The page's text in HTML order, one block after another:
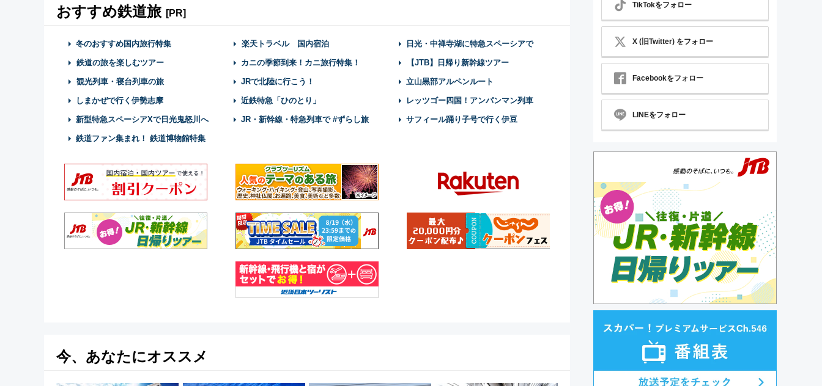
おすすめ鉄道旅 [PR]
冬のおすすめ国内旅行特集 楽天トラベル 国内宿泊 日光・中禅寺湖に特急スペーシアで
鉄道の旅を楽しむツアー カニの季節到来！カニ旅行特集！ 【JTB】日帰り新幹線ツアー
観光列車・寝台列車の旅 JRで北陸に行こう！ 立山黒部アルペンルート
しまかぜで行く伊勢志摩 近鉄特急「ひのとり」 レッツゴー四国！アンパンマン列車
新型特急スペーシアXで日光鬼怒川へ JR・新幹線・特急列車で #ずらし旅 サフィール踊り子号で行く伊豆
鉄道ファン集まれ！ 鉄道博物館特集
今、あなたにオススメ
TikTokをフォロー
X (旧Twitter) をフォロー
Facebookをフォロー
LINEをフォロー